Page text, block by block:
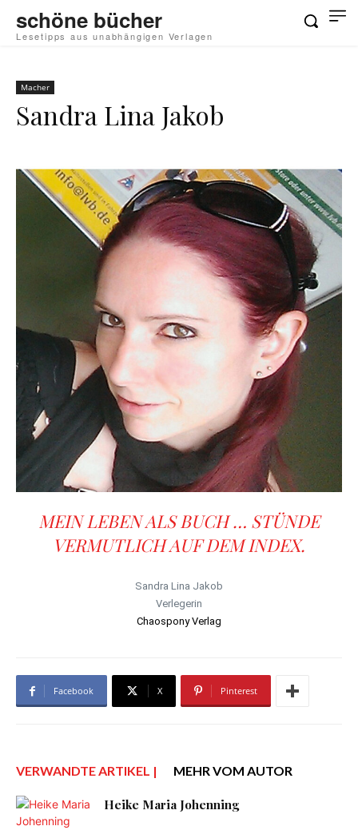
schöne bücher
Lesetipps aus unabhängigen Verlagen
Macher
Sandra Lina Jakob
MEIN LEBEN ALS BUCH … STÜNDE
VERMUTLICH AUF DEM INDEX.
Sandra Lina Jakob
Verlegerin
Chaospony Verlag
Facebook X Pinterest
VERWANDTE ARTIKEL | MEHR VOM AUTOR
Heike Maria Johenning